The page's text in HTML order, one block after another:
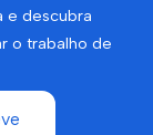
e descubra
o trabalho de